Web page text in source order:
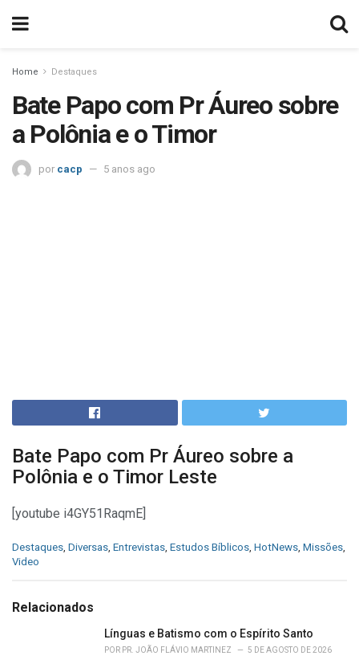
Home Destaques
Bate Papo com Pr Áureo sobre
a Polônia e o Timor
por cacp 5 anos ago
Bate Papo com Pr Áureo sobre a
Polônia e o Timor Leste
[youtube i4GY51RaqmE]
C
a
g
Destaques Diversas Entrevistas Estudos Bíblicos HotNews Missões
Video
Relacionados
Línguas e Batismo com o Espírito Santo
POR PR. JOÃO FLÁVIO MARTINEZ 5 DE AGOSTO DE 2026